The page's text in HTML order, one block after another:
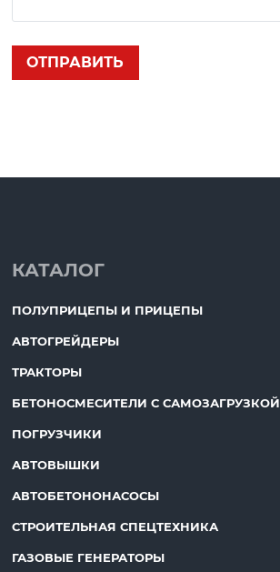
КАТАЛОГ
ПОЛУПРИЦЕПЫ И ПРИЦЕПЫ
АВТОГРЕЙДЕРЫ
ТРАКТОРЫ
БЕТОНОСМЕСИТЕЛИ С САМОЗАГРУЗКОЙ
ПОГРУЗЧИКИ
АВТОВЫШКИ
АВТОБЕТОНОНАСОСЫ
СТРОИТЕЛЬНАЯ СПЕЦТЕХНИКА
ГАЗОВЫЕ ГЕНЕРАТОРЫ